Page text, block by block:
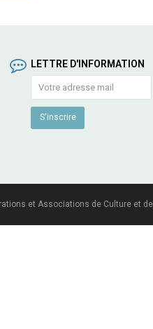
LETTRE D'INFORMATION
et Associations de Culture et